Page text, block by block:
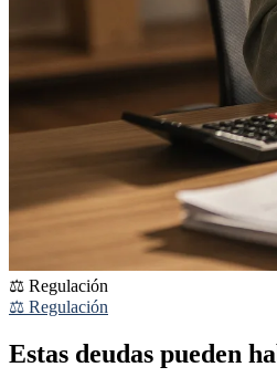
⚖️ Regulación
⚖️ Regulación
Estas deudas pueden